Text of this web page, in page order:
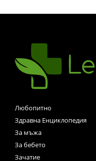
Любопитно
Здравна Енциклопедия
За мъжа
За бебето
Зачатие